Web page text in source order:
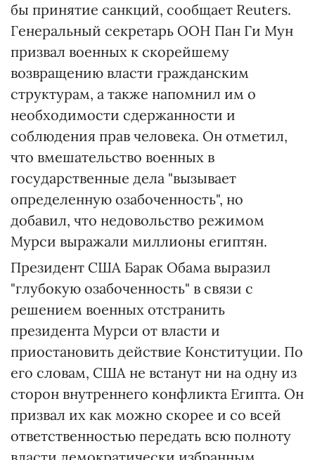
бы принятие санкций, сообщает Reuters.
Генеральный секретарь ООН Пан Ги Мун
призвал военных к скорейшему
возвращению власти гражданским
структурам, а также напомнил им о
необходимости сдержанности и
соблюдения прав человека. Он отметил,
что вмешательство военных в
государственные дела "вызывает
определенную озабоченность", но
добавил, что недовольство режимом
Мурси выражали миллионы египтян.
Президент США Барак Обама выразил
"глубокую озабоченность" в связи с
решением военных отстранить
президента Мурси от власти и
приостановить действие Конституции. По
его словам, США не встанут ни на одну из
сторон внутреннего конфликта Египта. Он
призвал их как можно скорее и со всей
ответственностью передать всю полноту